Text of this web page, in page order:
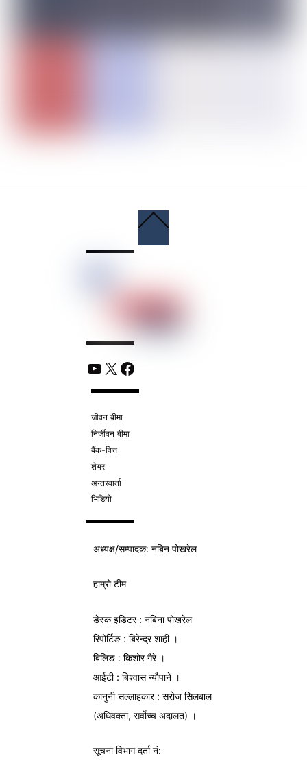
To
YouTube
X Facebook
जीवन बीमा
निर्जीवन बीमा
बैंक-वित्त
शेयर
अन्तरवार्ता
भिडियो
अध्यक्ष/सम्पादक: नबिन पोखरेल
हाम्रो टीम
डेस्क इडिटर : नबिना पोखरेल
रिपोर्टिङ : बिरेन्द्र शाही ।
बिलिङ : किशोर गैरे ।
आईटी : बिश्वास न्यौपाने ।
कानुनी सल्लाहकार : सरोज सिलबाल
(अधिवक्ता, सर्वोच्च अदालत) ।
सूचना विभागदर्ता नं: